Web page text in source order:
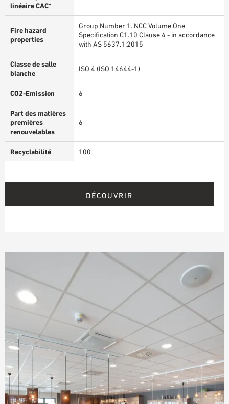
linéaire CAC*
Fire hazard
properties
Group Number 1. NCC Volume One
Specification C1.10 Clause 4 - in accordance
with AS 5637.1:2015
Classe de salle
blanche
ISO 4 (ISO 14644-1)
CO2-Emission 6
Part des matières
premières
renouvelables
6
Recyclabilité 100
DÉCOUVRIR